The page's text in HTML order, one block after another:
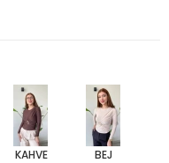
KAHVE BEJ